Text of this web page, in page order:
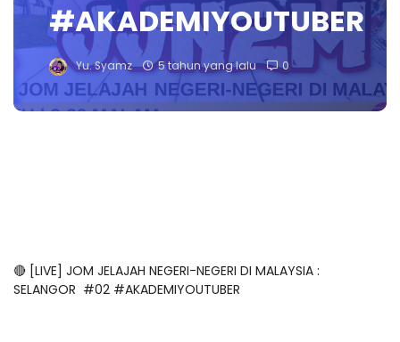
#AKADEMIYOUTUBER
Yu. Syamz 5 tahun yang lalu 0
🔴 [LIVE] JOM JELAJAH NEGERI-NEGERI DI MALAYSIA :
SELANGOR #02 #AKADEMIYOUTUBER